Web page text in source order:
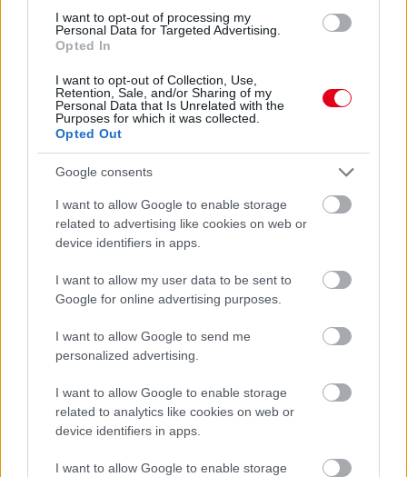
I want to opt-out of processing my
Personal Data for Targeted Advertising.
Opted In
I want to opt-out of Collection, Use,
Retention, Sale, and/or Sharing of my
Personal Data that Is Unrelated with the
Purposes for which it was collected.
Opted Out
Google consents
I want to allow Google to enable storage
related to advertising like cookies on web or
device identifiers in apps.
I want to allow my user data to be sent to
Google for online advertising purposes.
I want to allow Google to send me
personalized advertising.
I want to allow Google to enable storage
related to analytics like cookies on web or
device identifiers in apps.
I want to allow Google to enable storage
7 órája
„Jó látni, hogy közel az álom” – Camara az F1-es
20 órája